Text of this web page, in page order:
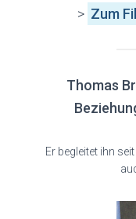
> Zum
Thomas
Er begleitet ihn